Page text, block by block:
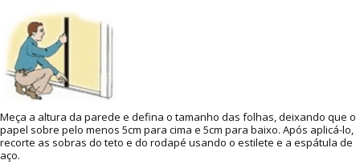
Meça a altura da parede e defina o tamanho das folhas, deixando que o
papel sobre pelo menos 5cm para cima e 5cm para baixo. Após aplicá-lo,
recorte as sobras do teto e do rodapé usando o estilete e a espátula de
aço.